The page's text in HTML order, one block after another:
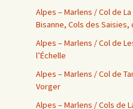
Alpes – Marlens / Col de
Bisanne, Cols des
Alpes – Marlens / Col de
l’Échelle
Alpes – Marlens / Col de
Vorger
Alpes – Marlens / Cols de